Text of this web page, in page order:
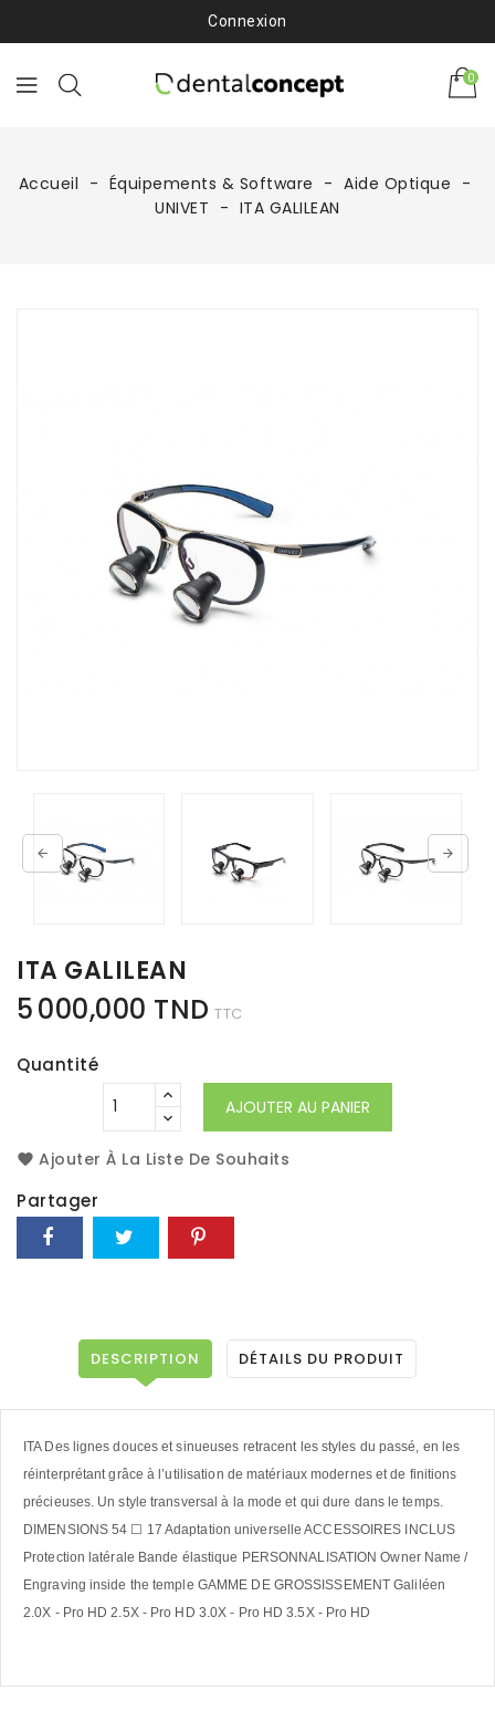
Connexion
0
Accueil Équipements & Software
Aide Optique
UNIVET
ITA GALILEAN
ITA GALILEAN
5 000,000 TND TTC
Quantité
AJOUTER AU PANIER
Ajouter À La Liste De Souhaits
Partager
DESCRIPTION DÉTAILS DU PRODUIT
ITA Des lignes douces et sinueuses retracent les styles du passé, en les
réinterprétant grâce à l’utilisation de matériaux modernes et de finitions
précieuses. Un style transversal à la mode et qui dure dans le temps.
DIMENSIONS 54 ☐ 17 Adaptation universelle ACCESSOIRES INCLUS
Protection latérale Bande élastique PERSONNALISATION Owner Name /
Engraving inside the temple GAMME DE GROSSISSEMENT Galiléen
2.0X - Pro HD 2.5X - Pro HD 3.0X - Pro HD 3.5X - Pro HD